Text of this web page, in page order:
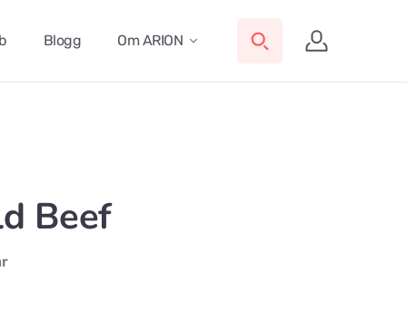
Blogg Om ARION
Beef